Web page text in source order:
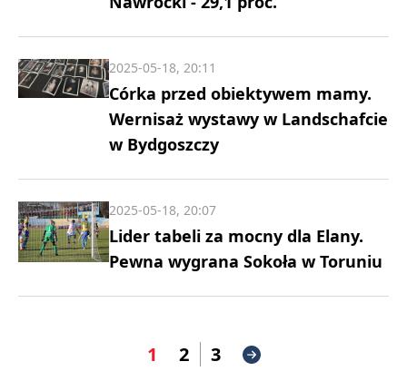
Córka przed obiektywem mamy.
Wernisaż wystawy w Landschafcie
w Bydgoszczy
2025-05-18, 20:11
Lider tabeli za mocny dla Elany.
Pewna wygrana Sokoła w Toruniu
2025-05-18, 20:07
1 2 3